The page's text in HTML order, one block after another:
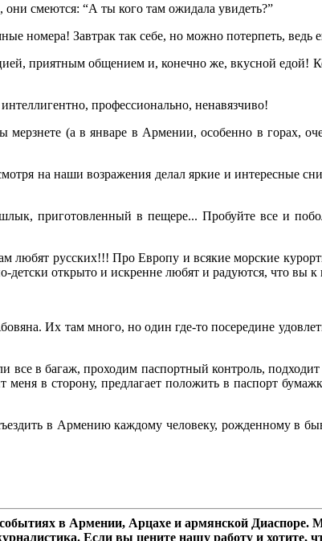
смеются: “А ты кого там ожидала увидеть?”
номера! Завтрак так себе, но можно потерпеть, ведь
приятным общением и, конечно же, вкусной едой!
профессионально, ненавязчиво!
(а в январе в Армении, особенно в горах,
на наши возражения делал яркие и интересные
приготовленный в пещере... Пробуйте все и
русских!!! Про Европу и всякие морские
открыто и искренне любят и радуются, что вы
Их там много, но один где-то посередине
в багаж, проходим паспортный контроль,
меня в сторону, предлагает положить в паспорт
в Армению каждому человеку, рожденному в
в Армении, Арцахе и армянской Диаспоре.
Если вы цените нашу работу и хотите,